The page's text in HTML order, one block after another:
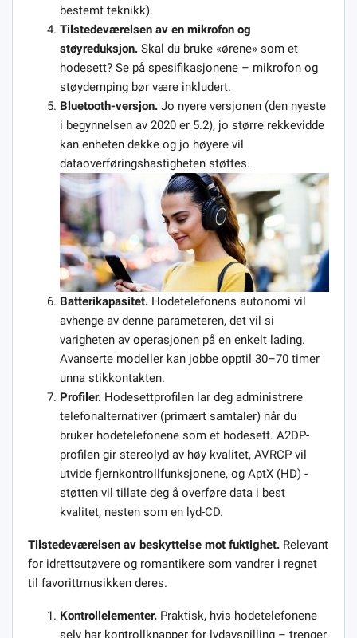
bestemt teknikk).
Tilstedeværelsen av en mikrofon og
støyreduksjon. Skal du bruke «ørene» som et
hodesett? Se på spesifikasjonene – mikrofon og
støydemping bør være inkludert.
Bluetooth-versjon. Jo nyere versjonen (den nyeste
i begynnelsen av 2020 er 5.2), jo større rekkevidde
kan enheten dekke og jo høyere vil
dataoverføringshastigheten støttes.
Batterikapasitet. Hodetelefonens autonomi vil
avhenge av denne parameteren, det vil si
varigheten av operasjonen på en enkelt lading.
Avanserte modeller kan jobbe opptil 30–70 timer
unna stikkontakten.
Profiler. Hodesettprofilen lar deg administrere
telefonalternativer (primært samtaler) når du
bruker hodetelefonene som et hodesett. A2DP-
profilen gir stereolyd av høy kvalitet, AVRCP vil
utvide fjernkontrollfunksjonene, og AptX (HD) -
støtten vil tillate deg å overføre data i best
kvalitet, nesten som en lyd-CD.
Tilstedeværelsen av beskyttelse mot fuktighet. Relevant
for idrettsutøvere og romantikere som vandrer i regnet
til favorittmusikken deres.
Kontrollelementer. Praktisk, hvis hodetelefonene
selv har kontrollknapper for lydavspilling – trenger